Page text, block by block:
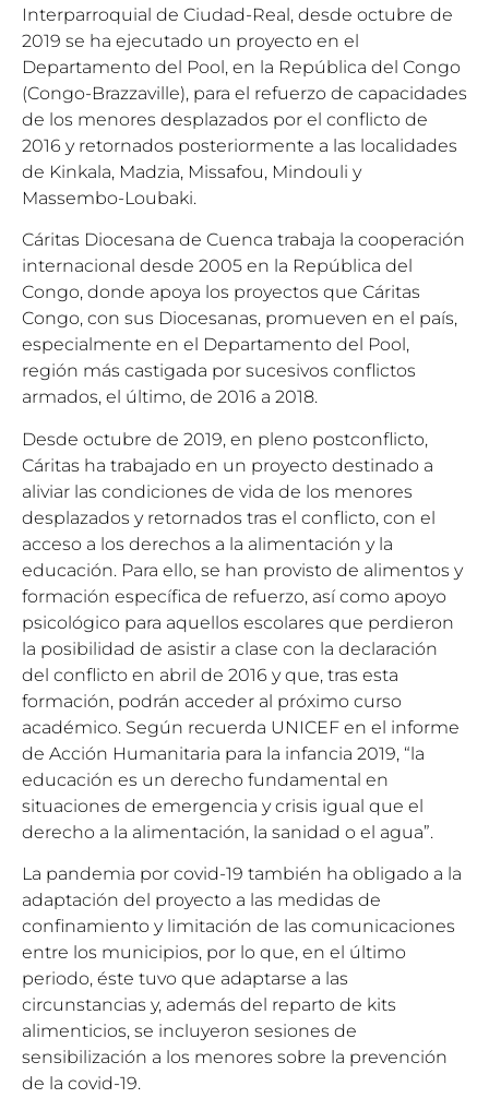
Interparroquial de Ciudad-Real, desde octubre de
2019 se ha ejecutado un proyecto en el
Departamento del Pool, en la República del Congo
(Congo-Brazzaville), para el refuerzo de capacidades
de los menores desplazados por el conflicto de
2016 y retornados posteriormente a las localidades
de Kinkala, Madzia, Missafou, Mindouli y
Massembo-Loubaki.
Cáritas Diocesana de Cuenca trabaja la cooperación
internacional desde 2005 en la República del
Congo, donde apoya los proyectos que Cáritas
Congo, con sus Diocesanas, promueven en el país,
especialmente en el Departamento del Pool,
región más castigada por sucesivos conflictos
armados, el último, de 2016 a 2018.
Desde octubre de 2019, en pleno postconflicto,
Cáritas ha trabajado en un proyecto destinado a
aliviar las condiciones de vida de los menores
desplazados y retornados tras el conflicto, con el
acceso a los derechos a la alimentación y la
educación. Para ello, se han provisto de alimentos y
formación específica de refuerzo, así como apoyo
psicológico para aquellos escolares que perdieron
la posibilidad de asistir a clase con la declaración
del conflicto en abril de 2016 y que, tras esta
formación, podrán acceder al próximo curso
académico. Según recuerda UNICEF en el informe
de Acción Humanitaria para la infancia 2019, “la
educación es un derecho fundamental en
situaciones de emergencia y crisis igual que el
derecho a la alimentación, la sanidad o el agua”.
La pandemia por covid-19 también ha obligado a la
adaptación del proyecto a las medidas de
confinamiento y limitación de las comunicaciones
entre los municipios, por lo que, en el último
periodo, éste tuvo que adaptarse a las
circunstancias y, además del reparto de kits
alimenticios, se incluyeron sesiones de
sensibilización a los menores sobre la prevención
de la covid-19.